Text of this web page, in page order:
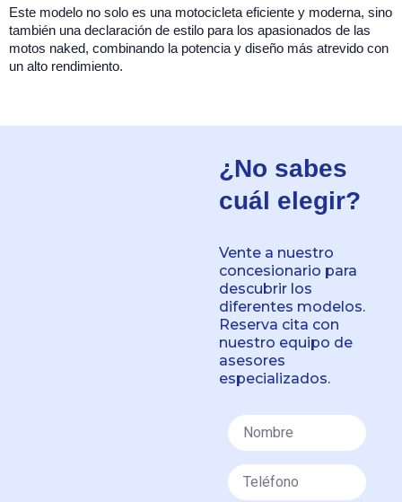
Este modelo no solo es una motocicleta eficiente y moderna, sino
también una declaración de estilo para los apasionados de las
motos naked, combinando la potencia y diseño más atrevido con
un alto rendimiento.
¿No sabes
cuál elegir?
Vente a nuestro
concesionario para
descubrir los
diferentes modelos.
Reserva cita con
nuestro equipo de
asesores
especializados.
Nombre
Teléfono